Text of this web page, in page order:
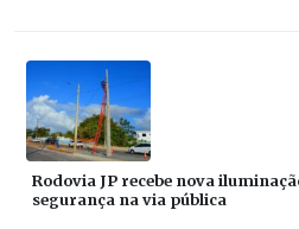
Rodovia JP recebe nova
segurança na via pública